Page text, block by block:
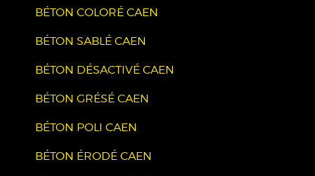
BÉTON COLORÉ CAEN
BÉTON SABLÉ CAEN
BÉTON DÉSACTIVÉ CAEN
BÉTON GRÉSÉ CAEN
BÉTON POLI CAEN
BÉTON ÉRODÉ CAEN